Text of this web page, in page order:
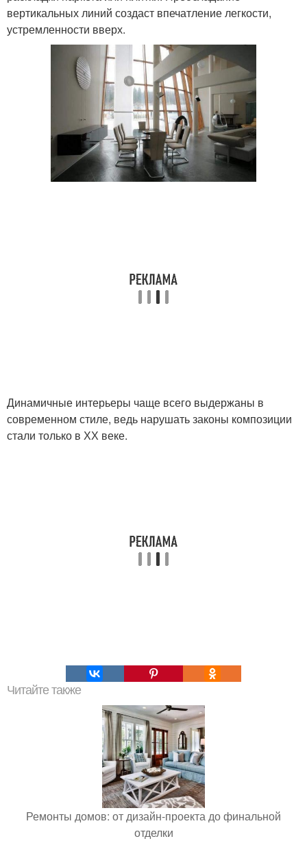
вертикальных линий создаст впечатление легкости,
устремленности вверх.
Динамичные интерьеры чаще всего выдержаны в
современном стиле, ведь нарушать законы композиции
стали только в ХХ веке.
Читайте также
Ремонты домов: от дизайн-проекта до финальной
отделки